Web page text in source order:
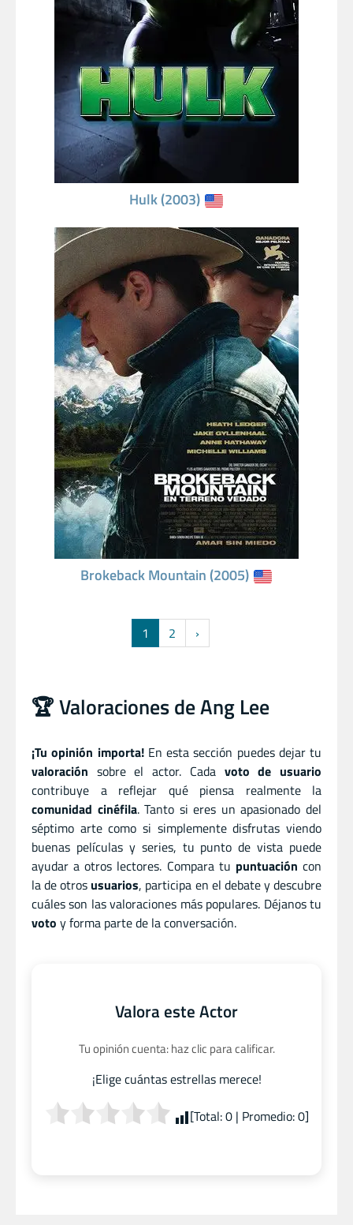
Hulk (2003)
Brokeback Mountain (2005)
1 2 ›
🏆 Valoraciones de Ang Lee
¡Tu opinión importa!En esta sección puedes dejar tu
valoración sobre el actor. Cada voto de usuario
contribuye a reflejar qué piensa realmente la
comunidad cinéfila. Tanto si eres un apasionado del
séptimo arte como si simplemente disfrutas viendo
buenas películas y series, tu punto de vista puede
ayudar a otros lectores. Compara tu puntuación con
la de otros usuarios, participa en el debate y descubre
cuáles son las valoraciones más populares. Déjanos tu
voto y forma parte de la conversación.
Valora este Actor
Tu opinión cuenta: haz clic para calificar.
¡Elige cuántas estrellas merece!
[Total:0| Promedio:0]